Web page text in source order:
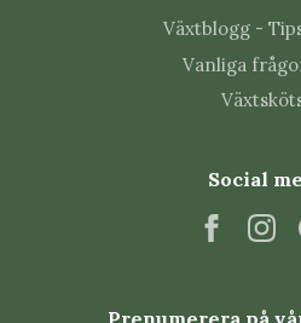
Växtblogg -
Vanliga
Social